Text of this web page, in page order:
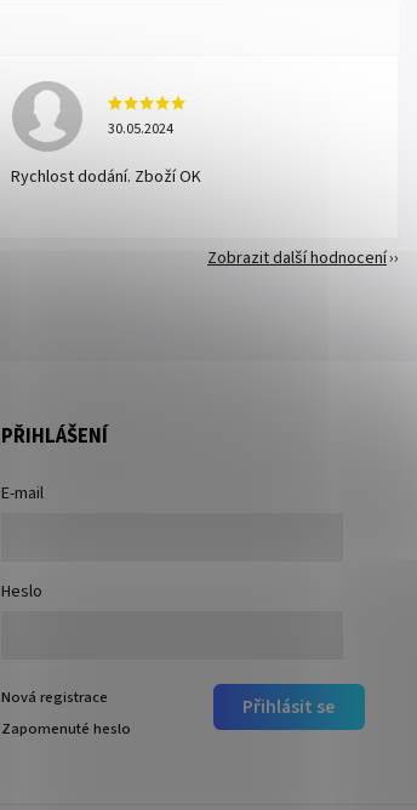
30.05.2024
Rychlost dodání. Zboží OK
Zobrazit další hodnocení
PŘIHLÁŠENÍ
E-mail
Heslo
Přihlásit se
Nová registrace
Zapomenuté heslo